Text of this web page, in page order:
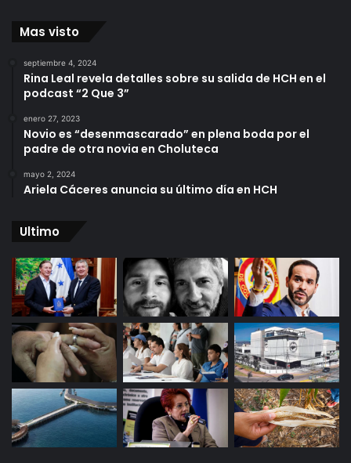
Mas visto
septiembre 4, 2024
Rina Leal revela detalles sobre su salida de HCH en el
podcast “2 Que 3”
enero 27, 2023
Novio es “desenmascarado” en plena boda por el
padre de otra novia en Choluteca
mayo 2, 2024
Ariela Cáceres anuncia su último día en HCH
Ultimo